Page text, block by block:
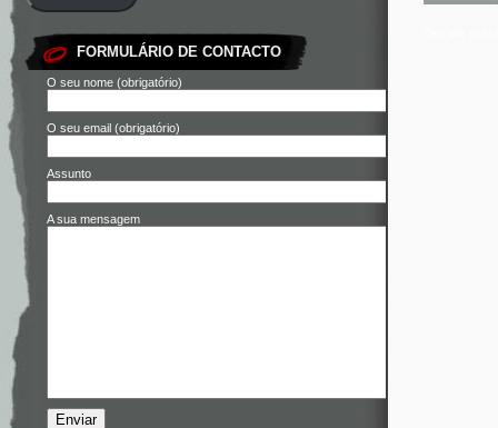
FORMULÁRIO DE CONTACTO
O seu nome (obrigatório)
O seu email (obrigatório)
Assunto
A sua mensagem